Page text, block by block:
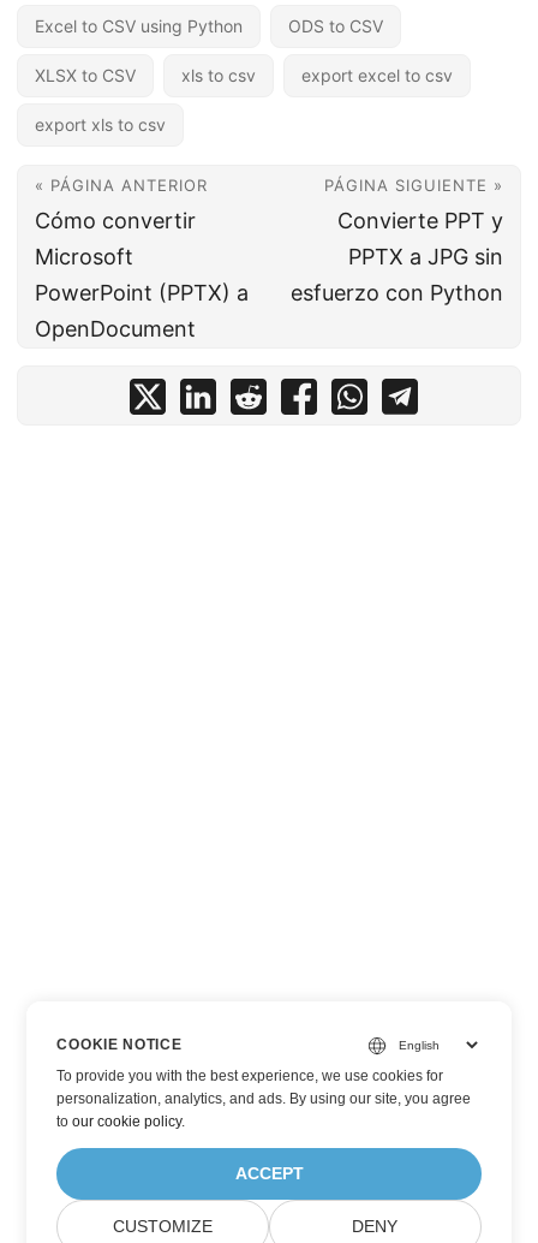
Excel to CSV using Python ODS to CSV
XLSX to CSV xls to csv export excel to csv
export xls to csv
« PÁGINA ANTERIOR
Cómo convertir
Microsoft
PowerPoint (PPTX) a
OpenDocument
PÁGINA SIGUIENTE »
Convierte PPT y
PPTX a JPG sin
esfuerzo con Python
COOKIE NOTICE
To provide you with the best experience, we use cookies for
personalization, analytics, and ads. By using our site, you agree
toour cookie policy.
ACCEPT
CUSTOMIZE DENY